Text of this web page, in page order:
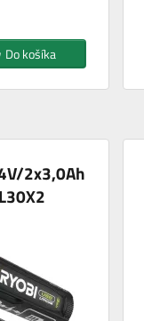
Do košíka
2x3,0Ah